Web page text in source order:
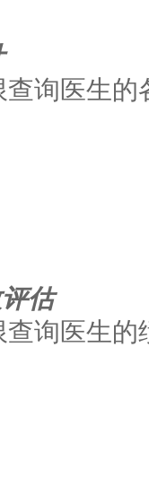
询医生的
估
询医生的